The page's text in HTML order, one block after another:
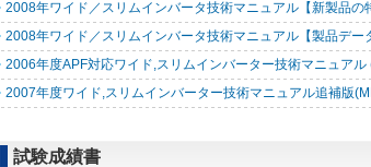
2008年ワイド／スリムインバータ技術マニュアル【新製品
2008年ワイド／スリムインバータ技術マニュアル【製品デ
2006年度APF対応ワイド,スリムインバーター技術マニュアル
2007年度ワイド,スリムインバーター技術マニュアル追補版
試験成績書